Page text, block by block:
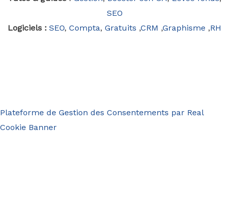
SEO
Logiciels : SEO, Compta, Gratuits ,CRM ,Graphisme ,RH
Plateforme de Gestion des Consentements par Real
Cookie Banner